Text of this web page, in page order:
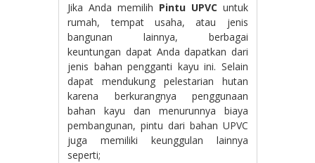
Jika Anda memilih Pintu UPVCuntuk
rumah, tempat usaha, atau jenis
bangunan lainnya, berbagai
keuntungan dapat Anda dapatkan dari
jenis bahan pengganti kayu ini. Selain
dapat mendukung pelestarian hutan
karena berkurangnya penggunaan
bahan kayu dan menurunnya biaya
pembangunan, pintu dari bahan UPVC
juga memiliki keunggulan lainnya
seperti;